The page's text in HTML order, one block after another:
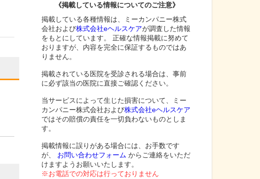
《掲載している情報についてのご注意》
掲載している各種情報は、ミーカンパニー株式
会社および株式会社eヘルスケアが調査した情報
をもとにしています。 正確な情報掲載に努めて
おりますが、内容を完全に保証するものではあ
りません。
掲載されている医院を受診される場合は、事前
に必ず該当の医院に直接ご確認ください。
当サービスによって生じた損害について、ミー
カンパニー株式会社および株式会社eヘルスケア
ではその賠償の責任を一切負わないものとしま
す。
掲載情報に誤りがある場合には、お手数です
が、
お問い合わせフォーム からご連絡をいただ
けますようお願いいたします。
※お電話での対応は行っておりません